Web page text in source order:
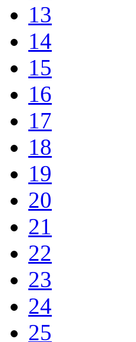
13
14
15
16
17
18
19
20
21
22
23
24
25